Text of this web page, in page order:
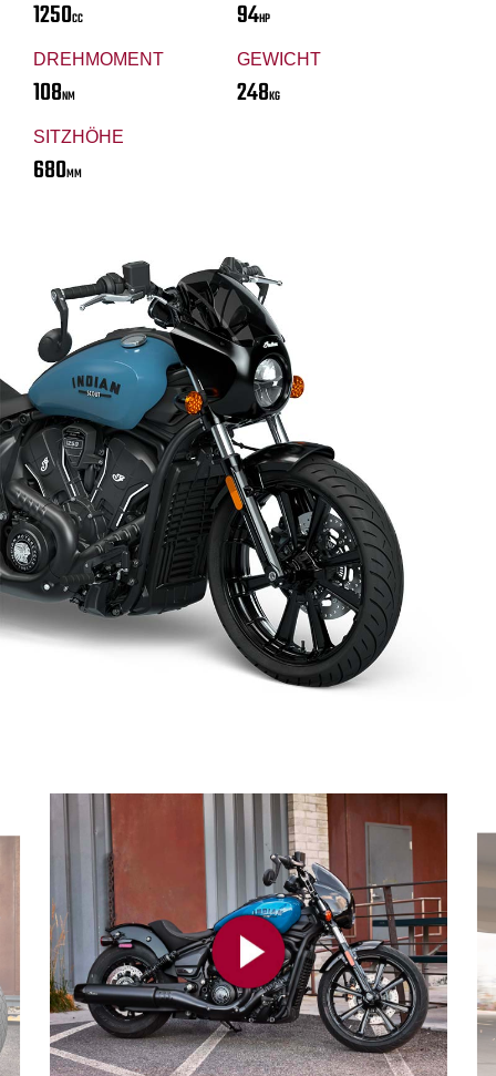
1250CC 94HP
DREHMOMENT
108NM
GEWICHT
248KG
SITZHÖHE
680MM